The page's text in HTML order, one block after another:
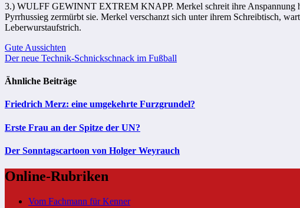
3.) WULFF GEWINNT EXTREM KNAPP. Merkel schreit ihre Anspannung
Pyrrhussieg zermürbt sie. Merkel verschanzt sich unter ihrem Schreibtisch,
Leberwurstaufstrich.
Beitragsnavigation
Gute Aussichten
Der neue Technik-Schnickschnack im Fußball
Ähnliche Beiträge
Friedrich Merz: eine umgekehrte Furzgrundel?
Erste Frau an der Spitze der UN?
Der Sonntagscartoon von Holger Weyrauch
Online-Rubriken
Vom Fachmann für Kenner